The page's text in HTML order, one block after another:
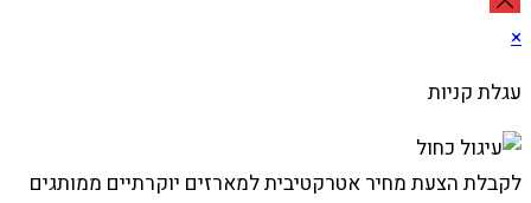
×
עגלת קניות
לקבלת הצעת מחיר אטרקטיבית למארזים יוקרתיים ממותגים